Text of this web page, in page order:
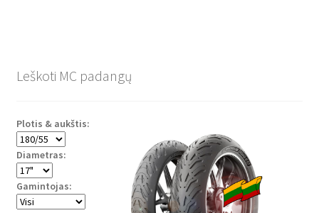
Leškoti MC padangų
Plotis & aukštis:
Diametras:
Gamintojas: